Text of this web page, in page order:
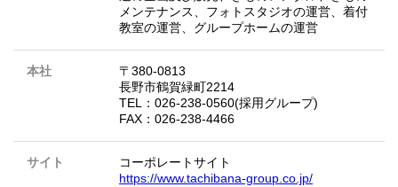
メンテナンス、フォトスタジオの運営、着付
教室の運営、グループホームの運営
本社
〒380-0813
長野市鶴賀緑町2214
TEL：026-238-0560(採用グループ)
FAX：026-238-4466
サイト
コーポレートサイト
https://www.tachibana-group.co.jp/